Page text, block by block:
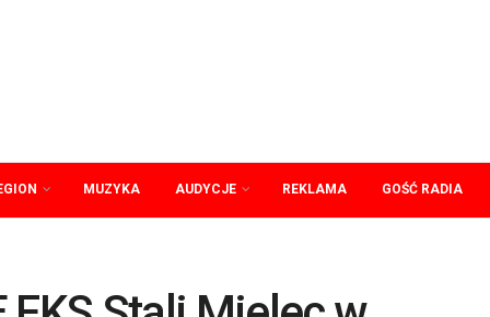
MUZYKA AUDYCJE REKLAMA GOŚĆ RADIA